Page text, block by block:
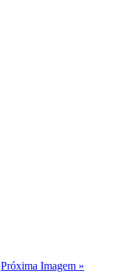
Próxima Imagem »